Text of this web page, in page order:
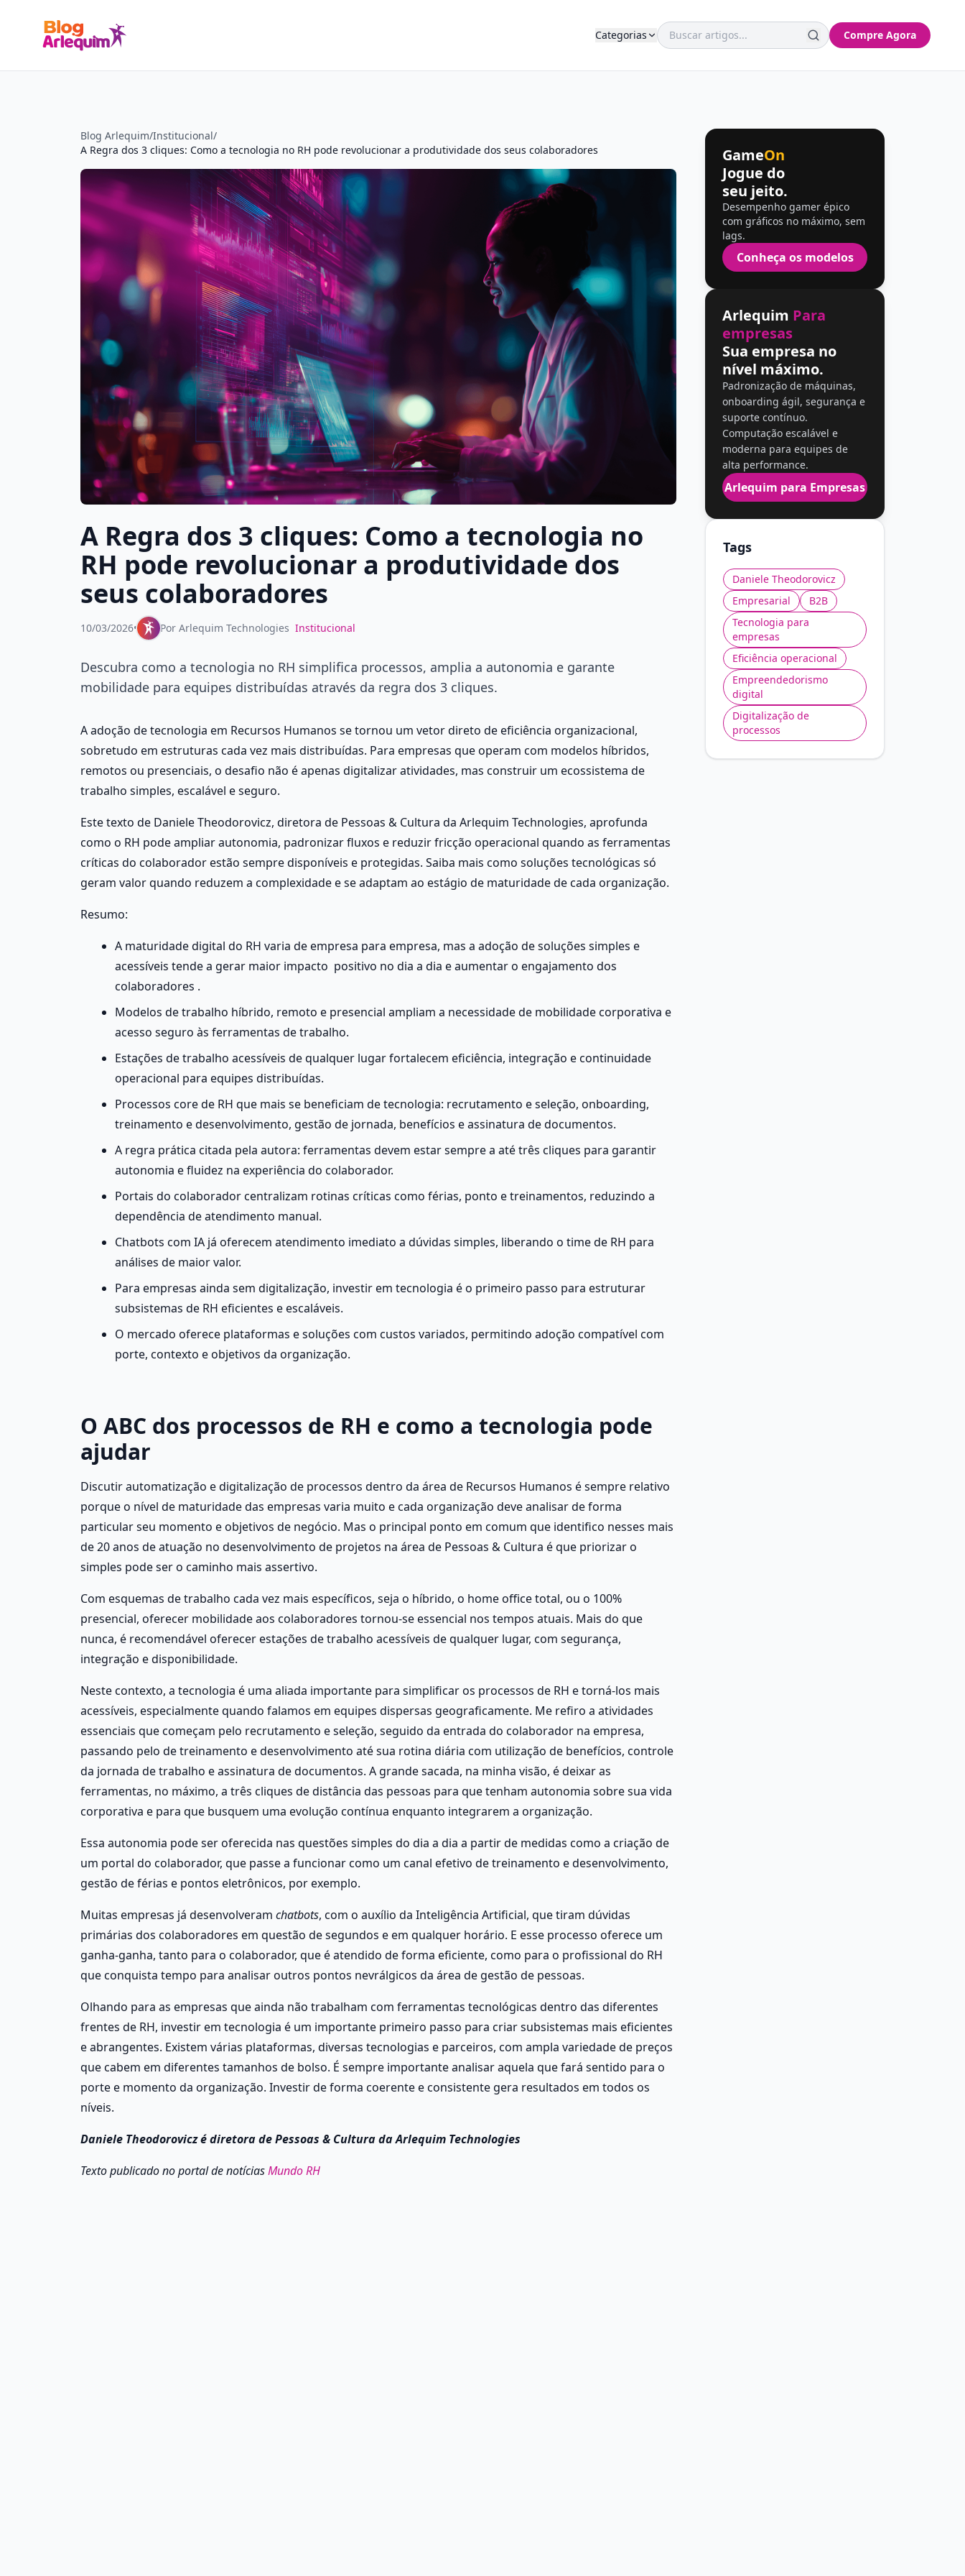
Categorias Compre Agora
Blog Arlequim/Institucional/
A Regra dos 3 cliques: Como a tecnologia no RH pode revolucionar a produtividade dos seus colaboradores
A Regra dos 3 cliques: Como a tecnologia no
RH pode revolucionar a produtividade dos
seus colaboradores
10/03/2026• Por Arlequim Technologies Institucional
Descubra como a tecnologia no RH simplifica processos, amplia a autonomia e garante
mobilidade para equipes distribuídas através da regra dos 3 cliques.
A adoção de tecnologia em Recursos Humanos se tornou um vetor direto de eficiência organizacional,
sobretudo em estruturas cada vez mais distribuídas. Para empresas que operam com modelos híbridos,
remotos ou presenciais, o desafio não é apenas digitalizar atividades, mas construir um ecossistema de
trabalho simples, escalável e seguro.
Este texto de Daniele Theodorovicz, diretora de Pessoas & Cultura da Arlequim Technologies, aprofunda
como o RH pode ampliar autonomia, padronizar fluxos e reduzir fricção operacional quando as ferramentas
críticas do colaborador estão sempre disponíveis e protegidas. Saiba mais como soluções tecnológicas só
geram valor quando reduzem a complexidade e se adaptam ao estágio de maturidade de cada organização.
Resumo:
A maturidade digital do RH varia de empresa para empresa, mas a adoção de soluções simples e
acessíveis tende a gerar maior impacto  positivo no dia a dia e aumentar o engajamento dos
colaboradores .
Modelos de trabalho híbrido, remoto e presencial ampliam a necessidade de mobilidade corporativa e
acesso seguro às ferramentas de trabalho.
Estações de trabalho acessíveis de qualquer lugar fortalecem eficiência, integração e continuidade
operacional para equipes distribuídas.
Processos core de RH que mais se beneficiam de tecnologia: recrutamento e seleção, onboarding,
treinamento e desenvolvimento, gestão de jornada, benefícios e assinatura de documentos.
A regra prática citada pela autora: ferramentas devem estar sempre a até três cliques para garantir
autonomia e fluidez na experiência do colaborador.
Portais do colaborador centralizam rotinas críticas como férias, ponto e treinamentos, reduzindo a
dependência de atendimento manual.
Chatbots com IA já oferecem atendimento imediato a dúvidas simples, liberando o time de RH para
análises de maior valor.
Para empresas ainda sem digitalização, investir em tecnologia é o primeiro passo para estruturar
subsistemas de RH eficientes e escaláveis.
O mercado oferece plataformas e soluções com custos variados, permitindo adoção compatível com
porte, contexto e objetivos da organização.
O ABC dos processos de RH e como a tecnologia pode
ajudar
Discutir automatização e digitalização de processos dentro da área de Recursos Humanos é sempre relativo
porque o nível de maturidade das empresas varia muito e cada organização deve analisar de forma
particular seu momento e objetivos de negócio. Mas o principal ponto em comum que identifico nesses mais
de 20 anos de atuação no desenvolvimento de projetos na área de Pessoas & Cultura é que priorizar o
simples pode ser o caminho mais assertivo.
Com esquemas de trabalho cada vez mais específicos, seja o híbrido, o home office total, ou o 100%
presencial, oferecer mobilidade aos colaboradores tornou-se essencial nos tempos atuais. Mais do que
nunca, é recomendável oferecer estações de trabalho acessíveis de qualquer lugar, com segurança,
integração e disponibilidade.
Neste contexto, a tecnologia é uma aliada importante para simplificar os processos de RH e torná-los mais
acessíveis, especialmente quando falamos em equipes dispersas geograficamente. Me refiro a atividades
essenciais que começam pelo recrutamento e seleção, seguido da entrada do colaborador na empresa,
passando pelo de treinamento e desenvolvimento até sua rotina diária com utilização de benefícios, controle
da jornada de trabalho e assinatura de documentos. A grande sacada, na minha visão, é deixar as
ferramentas, no máximo, a três cliques de distância das pessoas para que tenham autonomia sobre sua vida
corporativa e para que busquem uma evolução contínua enquanto integrarem a organização.
Essa autonomia pode ser oferecida nas questões simples do dia a dia a partir de medidas como a criação de
um portal do colaborador, que passe a funcionar como um canal efetivo de treinamento e desenvolvimento,
gestão de férias e pontos eletrônicos, por exemplo.
Muitas empresas já desenvolveram chatbots, com o auxílio da Inteligência Artificial, que tiram dúvidas
primárias dos colaboradores em questão de segundos e em qualquer horário. E esse processo oferece um
ganha-ganha, tanto para o colaborador, que é atendido de forma eficiente, como para o profissional do RH
que conquista tempo para analisar outros pontos nevrálgicos da área de gestão de pessoas.
Olhando para as empresas que ainda não trabalham com ferramentas tecnológicas dentro das diferentes
frentes de RH, investir em tecnologia é um importante primeiro passo para criar subsistemas mais eficientes
e abrangentes. Existem várias plataformas, diversas tecnologias e parceiros, com ampla variedade de preços
que cabem em diferentes tamanhos de bolso. É sempre importante analisar aquela que fará sentido para o
porte e momento da organização. Investir de forma coerente e consistente gera resultados em todos os
níveis.
Daniele Theodorovicz é diretora de Pessoas & Cultura da Arlequim Technologies
Texto publicado no portal de notícias Mundo RH
GameOn
Jogue do
seu jeito.
Desempenho gamer épico
com gráficos no máximo, sem
lags.
Conheça os modelos
Arlequim Para
empresas
Sua empresa no
nível máximo.
Padronização de máquinas,
onboarding ágil, segurança e
suporte contínuo.
Computação escalável e
moderna para equipes de
alta performance.
Arlequim para Empresas
Tags
Daniele Theodorovicz
Empresarial
B2B
Tecnologia para
empresas
Eficiência operacional
Empreendedorismo
digital
Digitalização de
processos